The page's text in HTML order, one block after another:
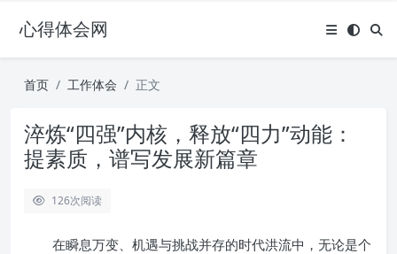
心得体会网
首页 工作体会 正文
淬炼“四强”内核，释放“四力”动能：
提素质，谱写发展新篇章
126次阅读
在瞬息万变、机遇与挑战并存的时代洪流中，无论是个